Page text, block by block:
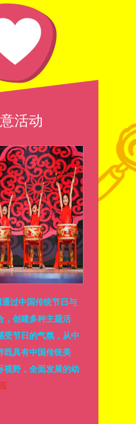
活动
过中国传统节日与
，创建多种主题活
受节日的气氛，从中
既具有中国传统美
视野，全面发展的幼